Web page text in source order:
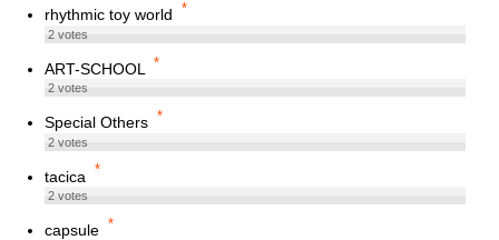
rhythmic toy world *
2votes
ART-SCHOOL *
2votes
Special Others *
2votes
tacica *
2votes
capsule *